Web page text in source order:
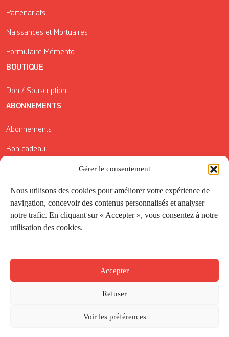
Gérer le consentement
Nous utilisons des cookies pour améliorer votre expérience de
navigation, concevoir des contenus personnalisés et analyser
notre trafic. En cliquant sur « Accepter », vous consentez à notre
utilisation des cookies.
Accepter
Refuser
Voir les préférences
Partenariats
Naissances et Mortuaires
Formulaire Mémento
BOUTIQUE
Don / Souscription
ABONNEMENTS
Abonnements
Bon cadeau
Conditions générales de vente
Réductions de la Carte Côté Courrier
Application